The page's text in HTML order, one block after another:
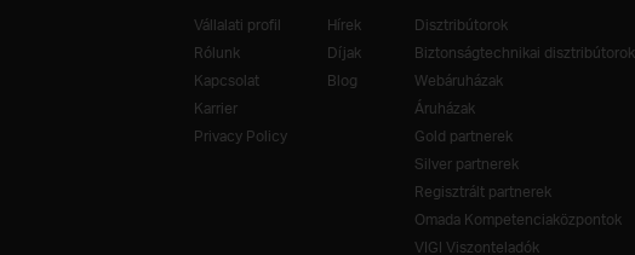
Vállalati profil
Rólunk
Kapcsolat
Karrier
Privacy Policy
Hírek
Díjak
Blog
Disztribútorok
Biztonságtechnikai disztribútorok
Webáruházak
Áruházak
Gold partnerek
Silver partnerek
Regisztrált partnerek
Omada Kompetenciaközpontok
VIGI Viszonteladók